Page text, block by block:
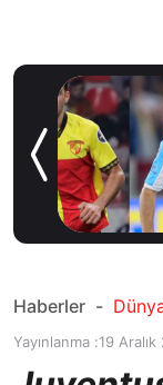
Haberler -
Yayınlanma :19